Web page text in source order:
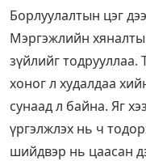
Борлуулалтын цэг
Мэргэжлийн
зүйлийг тодрууллаа.
хоног л худалдаа
сунаад л байна. Яг
үргэлжлэх нь ч
шийдвэр нь цаасан